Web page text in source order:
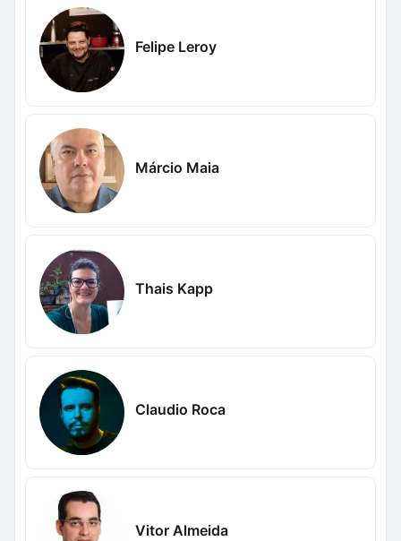
Felipe Leroy
Márcio Maia
Thais Kapp
Claudio Roca
Vitor Almeida